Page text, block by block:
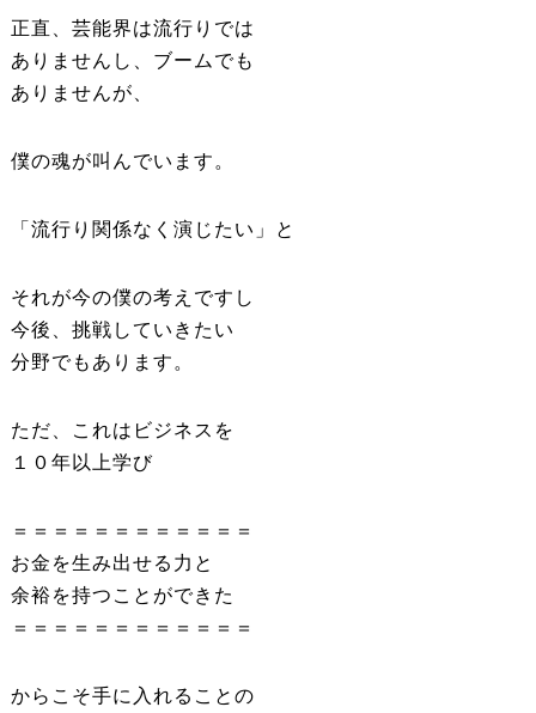
正直、芸能界は流行りでは
ありませんし、ブームでも
ありませんが、
僕の魂が叫んでいます。
「流行り関係なく演じたい」と
それが今の僕の考えですし
今後、挑戦していきたい
分野でもあります。
ただ、これはビジネスを
１０年以上学び
＝＝＝＝＝＝＝＝＝＝＝＝
お金を生み出せる力と
余裕を持つことができた
＝＝＝＝＝＝＝＝＝＝＝＝
からこそ手に入れることの